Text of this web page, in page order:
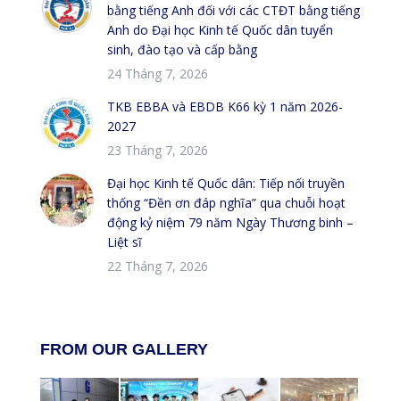
bằng tiếng Anh đối với các CTĐT bằng tiếng
Anh do Đại học Kinh tế Quốc dân tuyển
sinh, đào tạo và cấp bằng
24 Tháng 7, 2026
TKB EBBA và EBDB K66 kỳ 1 năm 2026-
2027
23 Tháng 7, 2026
Đại học Kinh tế Quốc dân: Tiếp nối truyền
thống “Đền ơn đáp nghĩa” qua chuỗi hoạt
động kỷ niệm 79 năm Ngày Thương binh –
Liệt sĩ
22 Tháng 7, 2026
FROM OUR GALLERY